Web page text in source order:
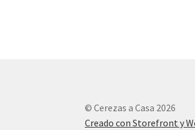
© Cerezas a Casa 2026
Creado con Storefront y